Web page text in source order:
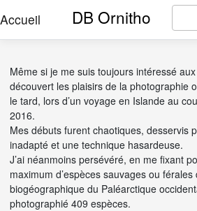
Accueil DB Ornitho
Même si je me suis toujours intéressé
découvert les plaisirs de la photographie
le tard, lors d’un voyage en Islande au
2016.
Mes débuts furent chaotiques, desservis
inadapté et une technique hasardeuse.
J’ai néanmoins persévéré, en me fixant
maximum d’espèces sauvages ou
biogéographique du Paléarctique
photographié 409 espèces.